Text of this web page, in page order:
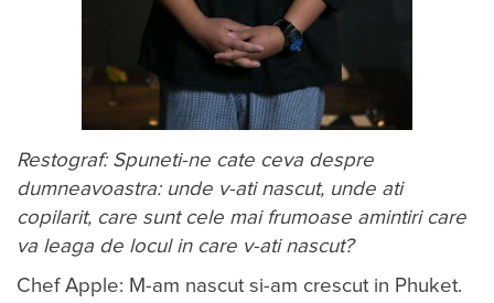
Restograf: Spuneti-ne cate ceva despre
dumneavoastra: unde v-ati nascut, unde ati
copilarit, care sunt cele mai frumoase amintiri care
va leaga de locul in care v-ati nascut?
Chef Apple: M-am nascut si-am crescut in Phuket.